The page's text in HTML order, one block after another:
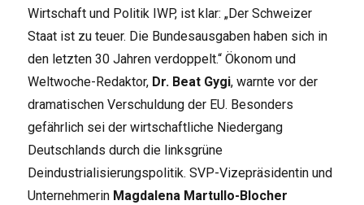
Wirtschaft und Politik IWP, ist klar: „Der Schweizer
Staat ist zu teuer. Die Bundesausgaben haben sich in
den letzten 30 Jahren verdoppelt.“ Ökonom und
Weltwoche-Redaktor, Dr. Beat Gygi, warnte vor der
dramatischen Verschuldung der EU. Besonders
gefährlich sei der wirtschaftliche Niedergang
Deutschlands durch die linksgrüne
Deindustrialisierungspolitik. SVP-Vizepräsidentin und
Unternehmerin Magdalena Martullo-Blocher